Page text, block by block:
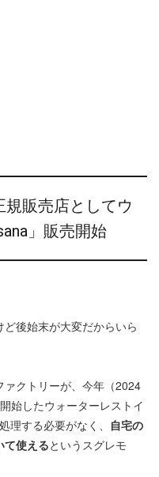
規販売店としてウ
」販売開始
後始末が大変だからいら
クトリーが、今年（2024
始したウォーターレストイ
理する必要がなく、 自宅の
て使えるというスグレモ